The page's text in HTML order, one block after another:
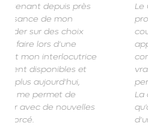
Le Cabinet PANSIER
professionnellement
cours de ces années, j'ai
apprécié le sérieux, la
compétence de tous les
vraie relation de confiance
permis de gérer mon
La diversité des services
qu'offre le cabinet a été
d'un grand confort pour le